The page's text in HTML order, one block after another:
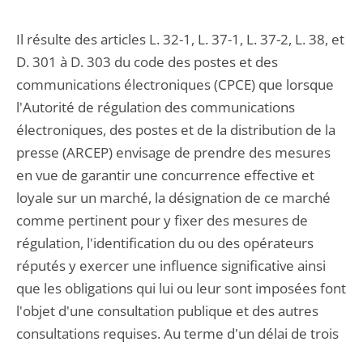
Il résulte des articles L. 32-1, L. 37-1, L. 37-2, L. 38, et
D. 301 à D. 303 du code des postes et des
communications électroniques (CPCE) que lorsque
l'Autorité de régulation des communications
électroniques, des postes et de la distribution de la
presse (ARCEP) envisage de prendre des mesures
en vue de garantir une concurrence effective et
loyale sur un marché, la désignation de ce marché
comme pertinent pour y fixer des mesures de
régulation, l'identification du ou des opérateurs
réputés y exercer une influence significative ainsi
que les obligations qui lui ou leur sont imposées font
l'objet d'une consultation publique et des autres
consultations requises. Au terme d'un délai de trois